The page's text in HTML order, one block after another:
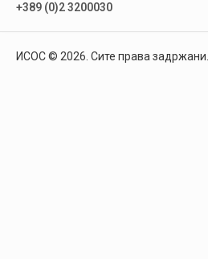
+389 (0)2 3200030
ИСОС © 2026. Сите права задржани.